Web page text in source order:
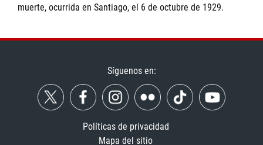
muerte, ocurrida en Santiago, el 6 de octubre de 1929.
Síguenos en:
Políticas de privacidad
Mapa del sitio